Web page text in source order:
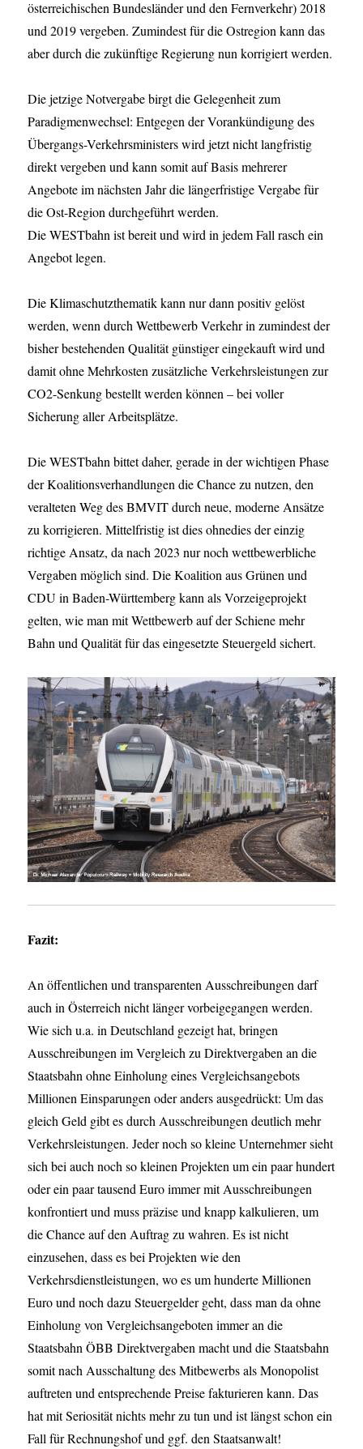
österreichischen Bundesländer und den Fernverkehr) 2018
und 2019 vergeben. Zumindest für die Ostregion kann das
aber durch die zukünftige Regierung nun korrigiert werden.
Die jetzige Notvergabe birgt die Gelegenheit zum
Paradigmenwechsel: Entgegen der Vorankündigung des
Übergangs-Verkehrsministers wird jetzt nicht langfristig
direkt vergeben und kann somit auf Basis mehrerer
Angebote im nächsten Jahr die längerfristige Vergabe für
die Ost-Region durchgeführt werden.
Die WESTbahn ist bereit und wird in jedem Fall rasch ein
Angebot legen.
Die Klimaschutzthematik kann nur dann positiv gelöst
werden, wenn durch Wettbewerb Verkehr in zumindest der
bisher bestehenden Qualität günstiger eingekauft wird und
damit ohne Mehrkosten zusätzliche Verkehrsleistungen zur
CO2-Senkung bestellt werden können – bei voller
Sicherung aller Arbeitsplätze.
Die WESTbahn bittet daher, gerade in der wichtigen Phase
der Koalitionsverhandlungen die Chance zu nutzen, den
veralteten Weg des BMVIT durch neue, moderne Ansätze
zu korrigieren. Mittelfristig ist dies ohnedies der einzig
richtige Ansatz, da nach 2023 nur noch wettbewerbliche
Vergaben möglich sind. Die Koalition aus Grünen und
CDU in Baden-Württemberg kann als Vorzeigeprojekt
gelten, wie man mit Wettbewerb auf der Schiene mehr
Bahn und Qualität für das eingesetzte Steuergeld sichert.
Fazit:
An öffentlichen und transparenten Ausschreibungen darf
auch in Österreich nicht länger vorbeigegangen werden.
Wie sich u.a. in Deutschland gezeigt hat, bringen
Ausschreibungen im Vergleich zu Direktvergaben an die
Staatsbahn ohne Einholung eines Vergleichsangebots
Millionen Einsparungen oder anders ausgedrückt: Um das
gleich Geld gibt es durch Ausschreibungen deutlich mehr
Verkehrsleistungen. Jeder noch so kleine Unternehmer sieht
sich bei auch noch so kleinen Projekten um ein paar hundert
oder ein paar tausend Euro immer mit Ausschreibungen
konfrontiert und muss präzise und knapp kalkulieren, um
die Chance auf den Auftrag zu wahren. Es ist nicht
einzusehen, dass es bei Projekten wie den
Verkehrsdienstleistungen, wo es um hunderte Millionen
Euro und noch dazu Steuergelder geht, dass man da ohne
Einholung von Vergleichsangeboten immer an die
Staatsbahn ÖBB Direktvergaben macht und die Staatsbahn
somit nach Ausschaltung des Mitbewerbs als Monopolist
auftreten und entsprechende Preise fakturieren kann. Das
hat mit Seriosität nichts mehr zu tun und ist längst schon ein
Fall für Rechnungshof und ggf. den Staatsanwalt!